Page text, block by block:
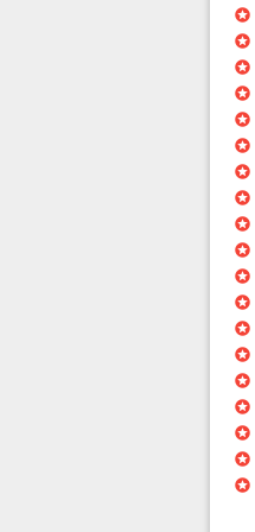
stars
stars
stars
stars
stars
stars
stars
stars
stars
stars
stars
stars
stars
stars
stars
stars
stars
stars
stars